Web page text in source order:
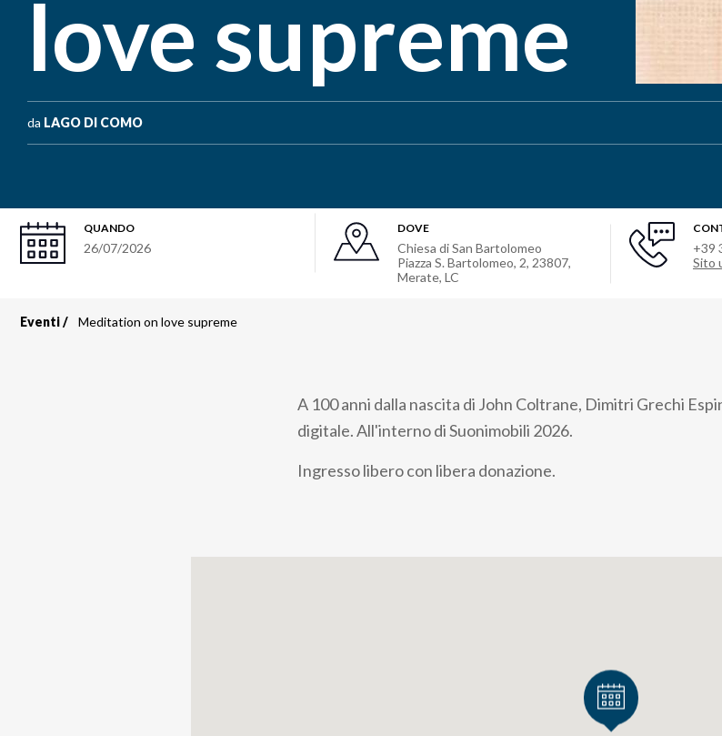
love supreme
da LAGO DI COMO
QUANDO
26/07/2026
DOVE
Chiesa di San Bartolomeo
Piazza S. Bartolomeo, 2, 23807,
Merate, LC
+39
Sito
Eventi Meditation on love supreme
A 100 anni dalla nascita di John Coltrane, Dimitri Grechi
digitale. All'interno di Suonimobili 2026.
Ingresso libero con libera donazione.